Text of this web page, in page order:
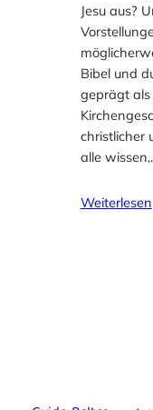
Jesu aus?
Bibel und
geprägt
christlicher
alle
Weiterlesen